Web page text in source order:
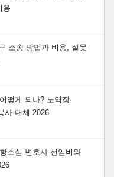
용
소송 방법과 비용, 잘못
떻게 되나? 노역장·
사 대체 2026
소심 변호사 선임비와